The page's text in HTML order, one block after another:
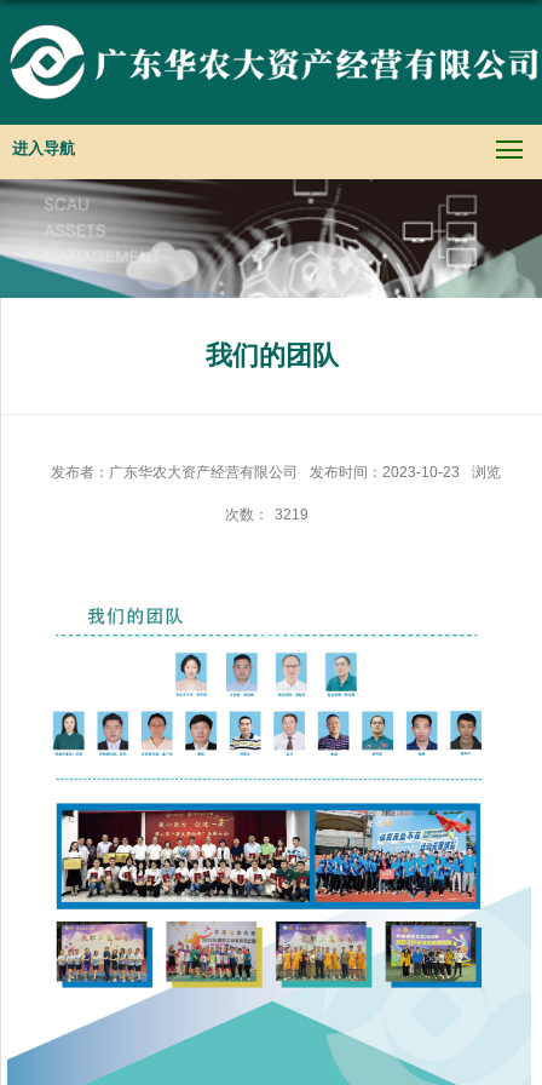
进入导航
我们的团队
发布者：广东华农大资产经营有限公司 发布时间：2023-10-23 浏览
次数： 3219